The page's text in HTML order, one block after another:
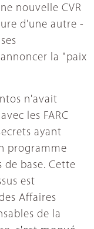
nouvelle CVR
d'une autre -
la "paix
n'avait
les FARC
ayant
programme
base. Cette
est
Affaires
de la